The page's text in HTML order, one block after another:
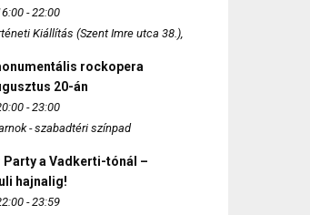
- 22:00
Kiállítás (Szent Imre utca 38.),
rockopera
20-án
- 23:00
- szabadtéri színpad
Party a Vadkerti-tónál –
hajnalig!
- 23:59